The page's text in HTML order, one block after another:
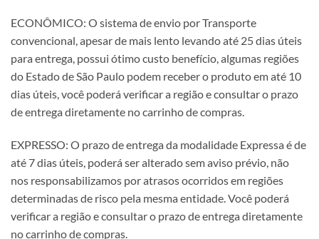
ECONÔMICO: O sistema de envio por Transporte
convencional, apesar de mais lento levando até 25 dias úteis
para entrega, possui ótimo custo benefício, algumas regiões
do Estado de São Paulo podem receber o produto em até 10
dias úteis, você poderá verificar a região e consultar o prazo
de entrega diretamente no carrinho de compras.
EXPRESSO: O prazo de entrega da modalidade Expressa é de
até 7 dias úteis, poderá ser alterado sem aviso prévio, não
nos responsabilizamos por atrasos ocorridos em regiões
determinadas de risco pela mesma entidade. Você poderá
verificar a região e consultar o prazo de entrega diretamente
no carrinho de compras.